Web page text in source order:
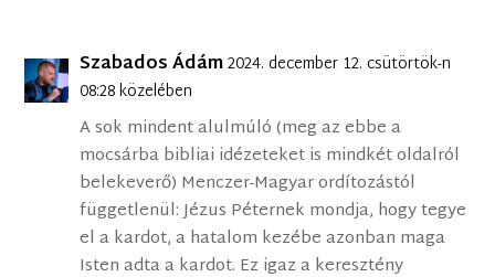
Szabados Ádám2024. december 12. csütörtök-n
08:28 közelében
A sok mindent alulmúló (meg az ebbe a
mocsárba bibliai idézeteket is mindkét oldalról
belekeverő) Menczer-Magyar ordítozástól
függetlenül: Jézus Péternek mondja, hogy tegye
el a kardot, a hatalom kezébe azonban maga
Isten adta a kardot. Ez igaz a keresztény